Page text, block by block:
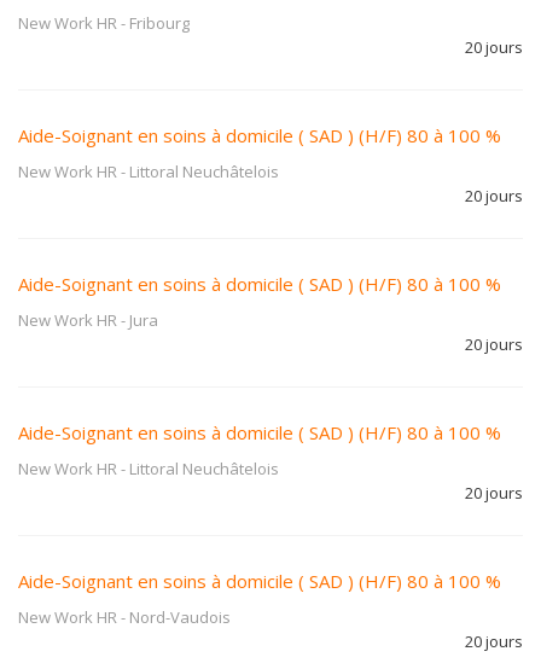
New Work HR- Fribourg
20 jours
Aide-Soignant en soins à domicile ( SAD ) (H/F) 80 à 100 %
New Work HR- Littoral Neuchâtelois
20 jours
Aide-Soignant en soins à domicile ( SAD ) (H/F) 80 à 100 %
New Work HR- Jura
20 jours
Aide-Soignant en soins à domicile ( SAD ) (H/F) 80 à 100 %
New Work HR- Littoral Neuchâtelois
20 jours
Aide-Soignant en soins à domicile ( SAD ) (H/F) 80 à 100 %
New Work HR- Nord-Vaudois
20 jours